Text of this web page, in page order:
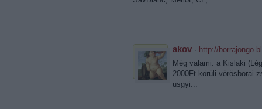
akov · http://
Még valami: a Kislaki
2000Ft körüli vörösborai
usgyi...